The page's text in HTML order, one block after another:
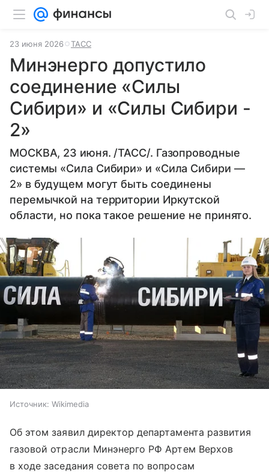
23 июня 2026 ТАСС
Минэнерго допустило
соединение «Силы
Сибири» и «Силы Сибири -
2»
МОСКВА, 23 июня. /ТАСС/. Газопроводные
системы «Сила Сибири» и «Сила Сибири —
2» в будущем могут быть соединены
перемычкой на территории Иркутской
области, но пока такое решение не принято.
Источник: Wikimedia
Об этом заявил директор департамента развития
газовой отрасли Минэнерго РФ Артем Верхов
в ходе заседания совета по вопросам